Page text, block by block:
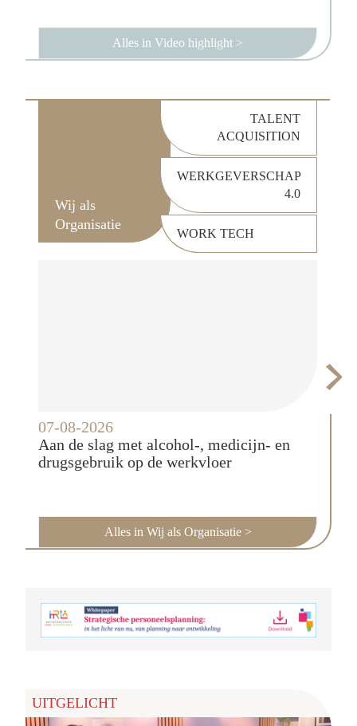
Alles in Video highlight >
Wij als
Organisatie
TALENT
ACQUISITION
WERKGEVERSCHAP
4.0
WORK TECH
07-08-2026
Aan de slag met alcohol-, medicijn- en
drugsgebruik op de werkvloer
Alles in Wij als Organisatie >
UITGELICHT